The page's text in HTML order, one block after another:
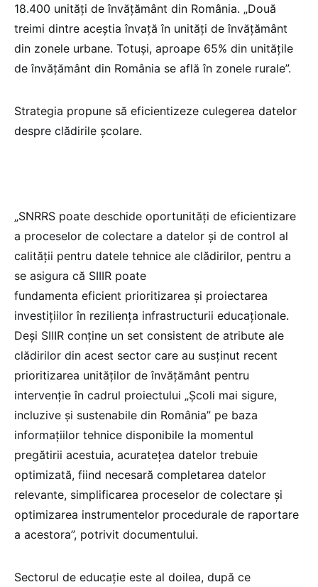
18.400 unități de învățământ din România. „Două
treimi dintre aceștia învață în unități de învățământ
din zonele urbane. Totuși, aproape 65% din unitățile
de învățământ din România se află în zonele rurale”.
Strategia propune să eficientizeze culegerea datelor
despre clădirile școlare.
„SNRRS poate deschide oportunități de eficientizare
a proceselor de colectare a datelor și de control al
calității pentru datele tehnice ale clădirilor, pentru a
se asigura că SIIIR poate
fundamenta eficient prioritizarea și proiectarea
investițiilor în reziliența infrastructurii educaționale.
Deși SIIIR conține un set consistent de atribute ale
clădirilor din acest sector care au susținut recent
prioritizarea unităților de învățământ pentru
intervenție în cadrul proiectului „Școli mai sigure,
incluzive și sustenabile din România” pe baza
informațiilor tehnice disponibile la momentul
pregătirii acestuia, acuratețea datelor trebuie
optimizată, fiind necesară completarea datelor
relevante, simplificarea proceselor de colectare și
optimizarea instrumentelor procedurale de raportare
a acestora”, potrivit documentului.
Sectorul de educație este al doilea, după ce